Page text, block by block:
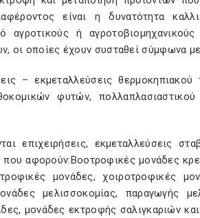
είναι η δυνατότητα
αγροτικούς ή
οποίες έχουν συσταθεί σύμφωνα με
– εκμεταλλεύσεις
φυτών,
επιχειρήσεις, εκμεταλλεύσεις
αφορούν:Βοοτροφικές μονάδες
μονάδες, χοιροτροφικές
μελισσοκομίας, παραγωγής
μονάδες εκτροφής σαλιγκαριών